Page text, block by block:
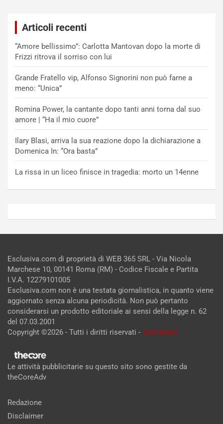
Articoli recenti
“Amore bellissimo”: Carlotta Mantovan dopo la morte di
Frizzi ritrova il sorriso con lui
Grande Fratello vip, Alfonso Signorini non può farne a
meno: “Unica”
Romina Power, la cantante dopo tanti anni torna dal suo
amore | “Ha il mio cuore”
Ilary Blasi, arriva la sua reazione dopo la dichiarazione a
Domenica In: “Ora basta”
La rissa in un liceo finisce in tragedia: morto un 14enne
Esclusiva.com di proprietà di WEB 365 SRL - Via Nicola
Marchese 10, 00141 Roma (RM) - Codice Fiscale e Partita
I.V.A. 12279101005
Esclusiva.com non è una testata giornalistica, in quanto viene
aggiornato senza alcuna periodicità. Non può pertanto
considerarsi un prodotto editoriale ai sensi della legge n. 62
del 07.03.2001
Copyright ©2026 - Tutti i diritti riservati - Contattaci
Le attività pubblicitarie su questo sito sono gestite da
theCoreAdv
Redazione
Disclaimer